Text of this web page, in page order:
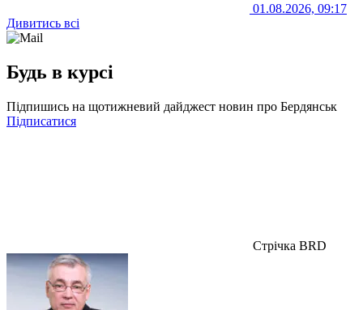
01.08.2026, 09:17
Дивитись всі
Будь в курсі
Підпишись на щотижневий дайджест новин про Бердянськ
Підписатися
Стрічка BRD